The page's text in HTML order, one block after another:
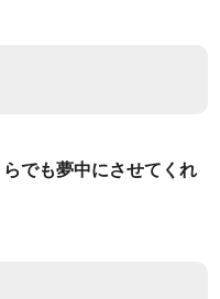
でも夢中にさせてくれ